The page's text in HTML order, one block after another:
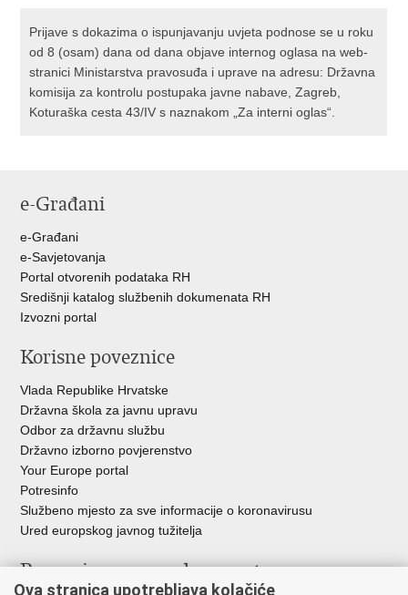
Prijave s dokazima o ispunjavanju uvjeta podnose se u roku
od 8 (osam) dana od dana objave internog oglasa na web-
stranici Ministarstva pravosuđa i uprave na adresu: Državna
komisija za kontrolu postupaka javne nabave, Zagreb,
Koturaška cesta 43/IV s naznakom „Za interni oglas“.
e-Građani
e-Građani
e-Savjetovanja
Portal otvorenih podataka RH
Središnji katalog službenih dokumenata RH
Izvozni portal
Korisne poveznice
Vlada Republike Hrvatske
Državna škola za javnu upravu
Odbor za državnu službu
Državno izborno povjerenstvo
Your Europe portal
Potresinfo
Službeno mjesto za sve informacije o koronavirusu
Ured europskog javnog tužitelja
Poveznice pravosudnog sustava
Ova stranica upotrebljava kolačiće